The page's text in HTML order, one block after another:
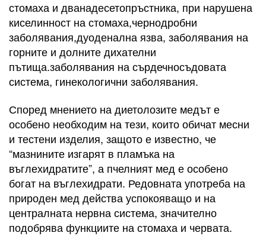
стомаха и дванадесетопръстника, при нарушена
киселинност на стомаха,чернодробни
заболявания,дуоденална язва, заболявания на
горните и долните дихателни
пътища.заболявания на сърдечносъдовата
система, гинекологични заболявания.
Според мнението на диетолозите медът е
особено необходим на тези, които обичат месни
и тестени изделия, защото е известно, че
“мазнините изгарят в пламъка на
въглехидратите”, а пчелният мед е особено
богат на въглехидрати. Редовната употреба на
природен мед действа успокояващо и на
централната нервна система, значително
подобрява функциите на стомаха и червата.